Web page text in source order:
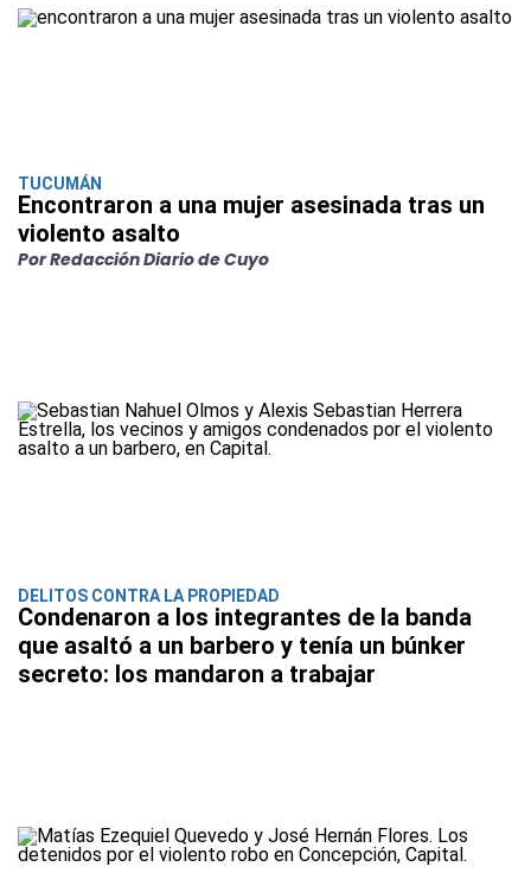
TUCUMÁN
Encontraron a una mujer asesinada tras un
violento asalto
Por Redacción Diario de Cuyo
DELITOS CONTRA LA PROPIEDAD
Condenaron a los integrantes de la banda
que asaltó a un barbero y tenía un búnker
secreto: los mandaron a trabajar